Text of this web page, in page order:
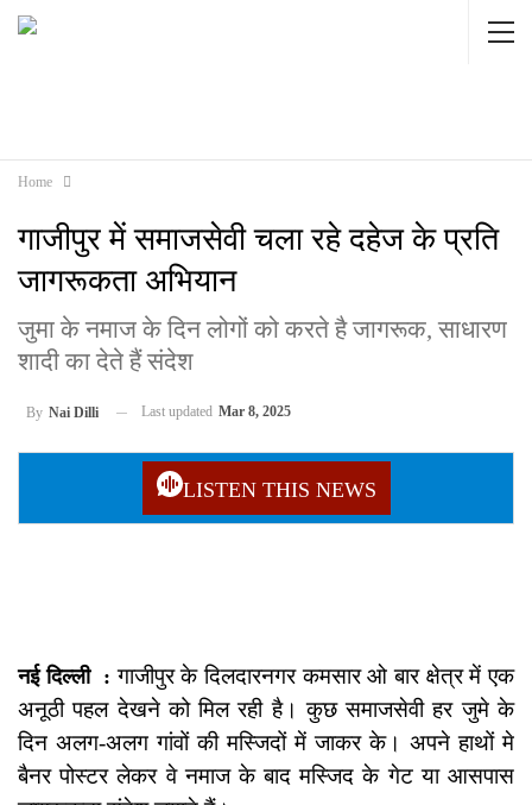
Home
गाजीपुर में समाजसेवी चला रहे दहेज के प्रति
जागरूकता अभियान
जुमा के नमाज के दिन लोगों को करते है जागरूक, साधारण
शादी का देते हैं संदेश
By Nai Dilli Last updated Mar 8, 2025
LISTEN THIS NEWS
नई दिल्ली : गाजीपुर के दिलदारनगर कमसार ओ बार क्षेत्र में एक
अनूठी पहल देखने को मिल रही है। कुछ समाजसेवी हर जुमे के
दिन अलग-अलग गांवों की मस्जिदों में जाकर के। अपने हाथों मे
बैनर पोस्टर लेकर वे नमाज के बाद मस्जिद के गेट या आसपास